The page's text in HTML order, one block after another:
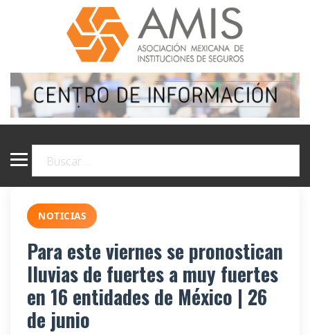
NOTICIAS
Para este viernes se pronostican
lluvias de fuertes a muy fuertes
en 16 entidades de México | 26
de junio